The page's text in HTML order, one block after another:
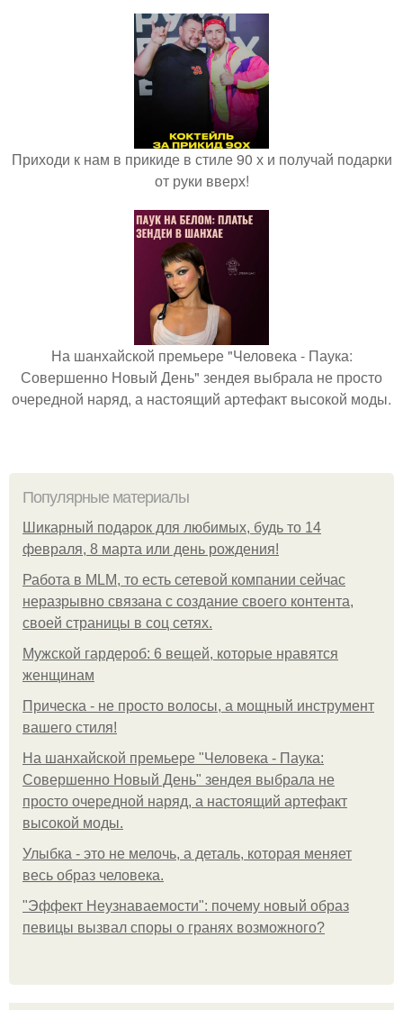
Приходи к нам в прикиде в стиле 90 х и получай подарки
от руки вверх!
На шанхайской премьере "Человека - Паука:
Совершенно Новый День" зендея выбрала не просто
очередной наряд, а настоящий артефакт высокой моды.
Популярные материалы
Шикарный подарок для любимых, будь то 14
февраля, 8 марта или день рождения!
Работа в MLM, то есть сетевой компании сейчас
неразрывно связана с создание своего контента,
своей страницы в соц сетях.
Мужской гардероб: 6 вещей, которые нравятся
женщинам
Прическа - не просто волосы, а мощный инструмент
вашего стиля!
На шанхайской премьере "Человека - Паука:
Совершенно Новый День" зендея выбрала не
просто очередной наряд, а настоящий артефакт
высокой моды.
Улыбка - это не мелочь, а деталь, которая меняет
весь образ человека.
"Эффект Неузнаваемости": почему новый образ
певицы вызвал споры о гранях возможного?